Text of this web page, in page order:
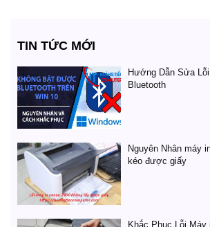
TIN TỨC MỚI
Hướng Dẫn Sửa
Bluetooth
Nguyên Nhân máy
kéo được giấy
Khắc Phục Lỗi Máy